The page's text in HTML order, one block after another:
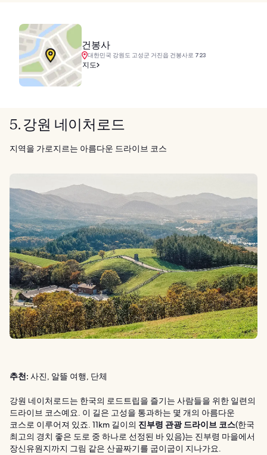
건봉사
대한민국 강원도 고성군 거진읍 건봉사로 723
지도
5. 강원 네이처로드
지역을 가로지르는 아름다운 드라이브 코스
추천: 사진, 알뜰 여행, 단체
강원 네이처로드는 한국의 로드트립을 즐기는 사람들을 위한 일련의
드라이브 코스예요. 이 길은 고성을 통과하는 몇 개의 아름다운
코스로 이루어져 있죠. 11km 길이의 진부령 관광 드라이브 코스(한국
최고의 경치 좋은 도로 중 하나로 선정된 바 있음)는 진부령 마을에서
장신유원지까지 그림 같은 산골짜기를 굽이굽이 지나가요.